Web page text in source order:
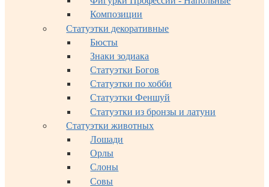
Композиции
Статуэтки декоративные
Бюсты
Знаки зодиака
Статуэтки Богов
Статуэтки по хобби
Статуэтки Феншуй
Статуэтки из бронзы и латуни
Статуэтки животных
Лошади
Орлы
Слоны
Совы